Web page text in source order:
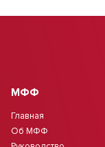
МФФ
Главная
Об МФФ